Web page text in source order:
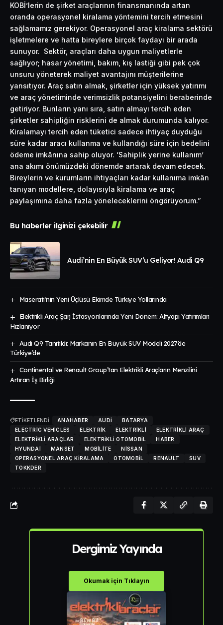
KOBİ’lerin de şirket araçlarının finansmanında artan
oranda operasyonel kiralama yöntemini tercih etmesini
sağlamamız gerekiyor. Operasyonel araç kiralama sektörü
işletmelere ve hatta bireylere birçok faydayı bir arada
sunuyor. Sektör, araçları daha uygun maliyetlerle
sağlıyor; hasar yönetimi, bakım, kış lastiği gibi pek çok
unsuru yöneterek maliyet avantajını müşterilerine
yansıtıyor. Araç satın almak, şirketler için yüksek yatırımı
ve araç yönetiminde verimsizlik potansiyelini beraberinde
getiriyor. Bunların yanı sıra, satın almayı tercih eden
şirketler sahipliğin risklerini de almak durumunda kalıyor.
Kiralamayı tercih eden tüketici sadece ihtiyaç duyduğu
süre kadar aracı kullanma ve kullandığı süre için bedelini
ödeme imkânına sahip oluyor. ‘Sahiplik yerine kullanım’
ana akımı önümüzdeki dönemde artarak devam edecek.
Bireylerin ve kurumların ihtiyaçları kadar kullanıma imkân
tanıyan modellere, dolayısıyla kiralama ve araç
paylaşımına daha fazla yöneleceklerini öngörüyorum.”
Bu haberler ilginizi çekebilir
Audi’nin En Büyük SUV’u Geliyor! Audi Q9
Maserati’nin Yeni Üçlüsü Ekimde Türkiye Yollarında
Elektrikli Araç Şarj İstasyonlarında Yeni Dönem: Altyapı Yatırımları
Hızlanıyor
Audi Q9 Tanıtıldı: Markanın En Büyük SUV Modeli 2027’de
Türkiye’de
Continental ve Renault Group’tan Elektrikli Araçların Menzilini
Artıran İş Birliği
ETİKETLENDİ: ANAHABER AUDI
BATARYA
ELECTRIC VEHICLES
ELEKTRIK ELEKTRIKLI
ELEKTRIKLI ARAÇ
ELEKTRIKLI ARAÇLAR
ELEKTRIKLI OTOMOBIL
HABER
HYUNDAI
MANSET MOBILITE
NISSAN
OPERASYONEL ARAÇ KIRALAMA
OTOMOBIL RENAULT
SUV
TOKKDER
Dergimiz Yayında
Okumak için Tıklayın